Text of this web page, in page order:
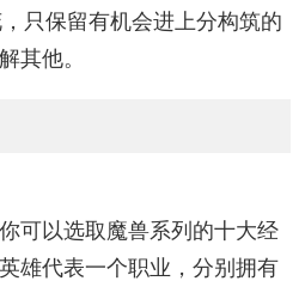
只保留有机会进上分构筑的
其他。
可以选取魔兽系列的十大经
雄代表一个职业，分别拥有